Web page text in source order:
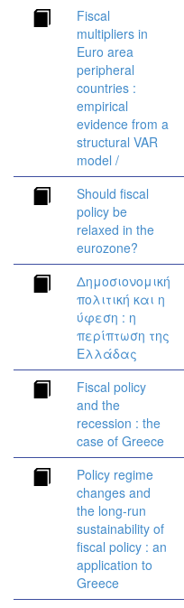
Fiscal
multipliers in
Euro area
peripheral
countries :
empirical
evidence from a
structural VAR
model /
Should fiscal
policy be
relaxed in the
eurozone?
Δημοσιονομική
πολιτική και η
ύφεση : η
περίπτωση της
Ελλάδας
Fiscal policy
and the
recession : the
case of Greece
Policy regime
changes and
the long-run
sustainability of
fiscal policy : an
application to
Greece